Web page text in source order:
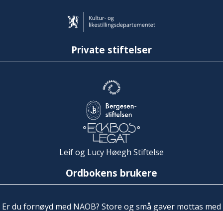
Private stiftelser
Leif og Lucy Høegh Stiftelse
Ordbokens brukere
Er du fornøyd med NAOB? Store og små gaver mottas med